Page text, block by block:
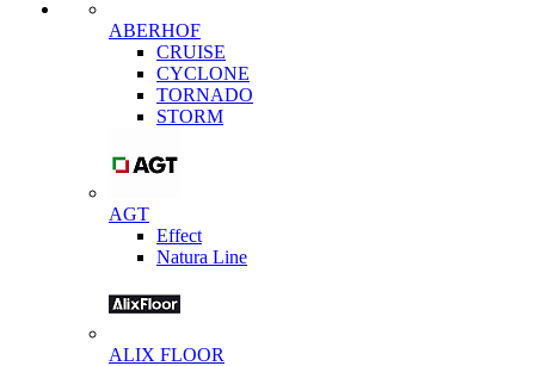
ABERHOF
CRUISE
CYCLONE
TORNADO
STORM
AGT
Effect
Natura Line
ALIX FLOOR